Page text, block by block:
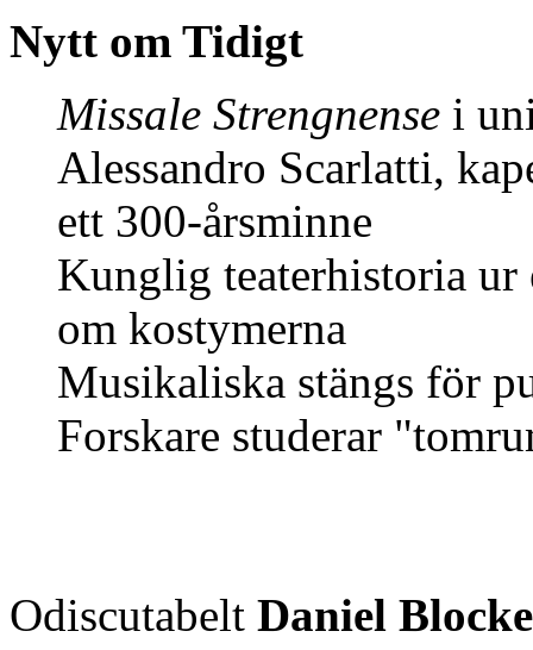
Nytt om Tidigt
Missale Strengnense i
Alessandro Scarlatti,
ett 300-årsminne
Kunglig teaterhistoria
om kostymerna
Musikaliska stängs för
Forskare studerar
Odiscutabelt Daniel